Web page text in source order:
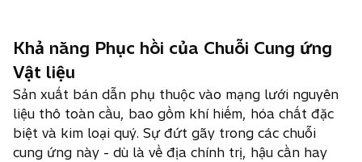
Khả năng Phục hồi của Chuỗi Cung ứng
Vật liệu
Sản xuất bán dẫn phụ thuộc vào mạng lưới nguyên
liệu thô toàn cầu, bao gồm khí hiếm, hóa chất đặc
biệt và kim loại quý. Sự đứt gãy trong các chuỗi
cung ứng này - dù là về địa chính trị, hậu cần hay